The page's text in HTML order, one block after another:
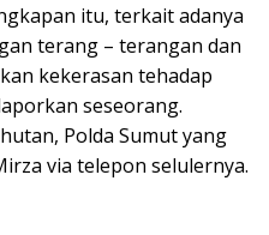
itu, terkait adanya
terang – terangan dan
kekerasan tehadap
seseorang.
Polda Sumut yang
via telepon selulernya.